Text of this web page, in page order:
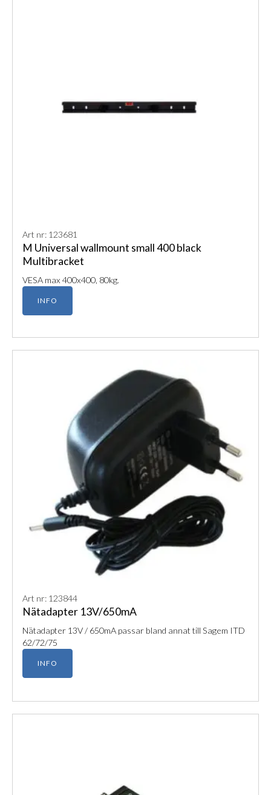
Art nr: 123681
M Universal wallmount small 400 black
Multibracket
VESA max 400x400, 80kg.
INFO
Art nr: 123844
Nätadapter 13V/650mA
Nätadapter 13V / 650mA passar bland annat till Sagem ITD
62/72/75
INFO